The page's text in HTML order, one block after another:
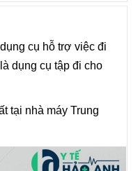
dụng cụ hỗ trợ việc đi
dụng cụ tập đi cho
tại nhà máy Trung